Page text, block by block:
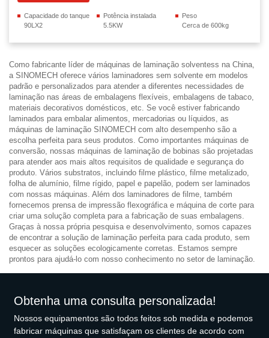
Capacidade do tanque
90LX2
Potência instalada
5.5KW
Peso
Cerca de 600kg
Como fabricante líder de máquinas de laminação solventess na China,
a SINOMECH oferece vários laminadores sem solvente em modelos
padrão e personalizados para atender a diferentes necessidades de
laminação nas áreas de embalagens flexíveis, embalagens de tabaco,
materiais decorativos domésticos, etc. Se você estiver fabricando
laminados para embalar alimentos, mercadorias ou líquidos, as
máquinas de laminação SINOMECH com alto desempenho são a
escolha perfeita para seus produtos. Como importantes máquinas de
conversão, nossas máquinas de laminação de bobinas são projetadas
para atender aos mais altos requisitos de qualidade e segurança do
produto. Vários substratos, incluindo filme plástico, filme metalizado,
folha de alumínio, filme rígido, papel e papelão, podem ser laminados
com nossas máquinas. Além dos laminadores de filme, também
fornecemos prensa de impressão flexográfica e máquina de corte para
criar uma solução completa para a fabricação de suas embalagens.
Graças à nossa própria pesquisa e desenvolvimento, somos capazes
de encontrar a solução de laminação perfeita para cada produto, sem
esquecer as soluções ecologicamente corretas. Estamos sempre
prontos para ajudá-lo com nosso conhecimento no setor de laminação.
Obtenha uma consulta personalizada!
Nossos equipamentos são todos feitos sob medida e podemos
fabricar máquinas que satisfaçam os clientes de acordo com